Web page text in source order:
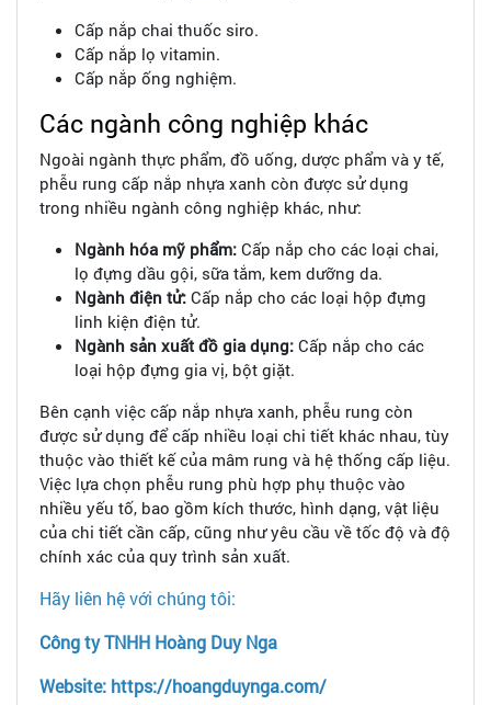
Cấp nắp chai thuốc siro.
Cấp nắp lọ vitamin.
Cấp nắp ống nghiệm.
Các ngành công nghiệp khác
Ngoài ngành thực phẩm, đồ uống, dược phẩm và y tế,
phễu rung cấp nắp nhựa xanh còn được sử dụng
trong nhiều ngành công nghiệp khác, như:
Ngành hóa mỹ phẩm: Cấp nắp cho các loại chai,
lọ đựng dầu gội, sữa tắm, kem dưỡng da.
Ngành điện tử: Cấp nắp cho các loại hộp đựng
linh kiện điện tử.
Ngành sản xuất đồ gia dụng: Cấp nắp cho các
loại hộp đựng gia vị, bột giặt.
Bên cạnh việc cấp nắp nhựa xanh, phễu rung còn
được sử dụng để cấp nhiều loại chi tiết khác nhau, tùy
thuộc vào thiết kế của mâm rung và hệ thống cấp liệu.
Việc lựa chọn phễu rung phù hợp phụ thuộc vào
nhiều yếu tố, bao gồm kích thước, hình dạng, vật liệu
của chi tiết cần cấp, cũng như yêu cầu về tốc độ và độ
chính xác của quy trình sản xuất.
Hãy liên hệ với chúng tôi:
Công ty TNHH Hoàng Duy Nga
Website: https://hoangduynga.com/